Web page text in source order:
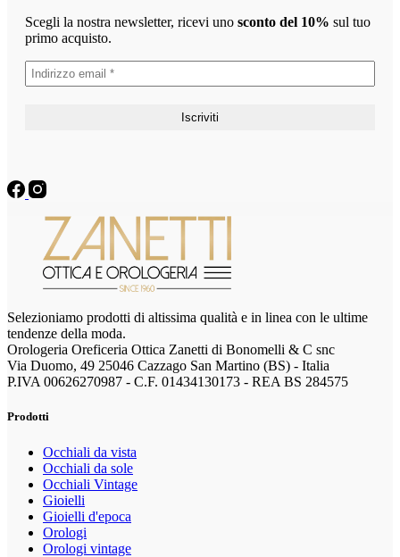
Scegli la nostra newsletter, ricevi uno sconto del 10% sul tuo
primo acquisto.
Selezioniamo prodotti di altissima qualità e in linea con le ultime
tendenze della moda.
Orologeria Oreficeria Ottica Zanetti di Bonomelli & C snc
Via Duomo, 49 25046 Cazzago San Martino (BS) - Italia
P.IVA 00626270987 - C.F. 01434130173 - REA BS 284575
Prodotti
Occhiali da vista
Occhiali da sole
Occhiali Vintage
Gioielli
Gioielli d'epoca
Orologi
Orologi vintage